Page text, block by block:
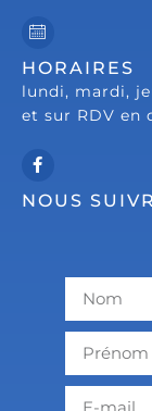
HORAIRES
lundi, mardi,
et sur RDV en
NOUS